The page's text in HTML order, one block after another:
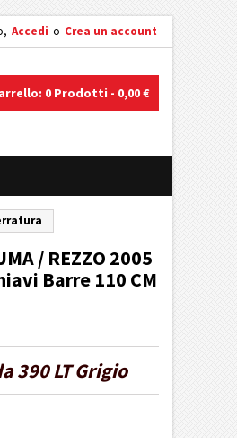
Accedi o Crea un account
0 Prodotti - 0,00 €
/ REZZO 2005
Barre 110 CM
390 LT Grigio